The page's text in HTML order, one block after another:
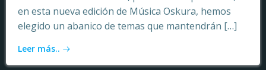
en esta nueva edición de Música Oskura, hemos
elegido un abanico de temas que mantendrán […]
Leer más..